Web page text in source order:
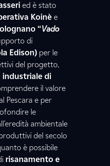
ed è stato
Koinè e
“Vado
di
Edison) per le
del progetto,
industriale di
il valore
Pescara e per
le
ambientale
del secolo
è possibile
risanamento e